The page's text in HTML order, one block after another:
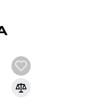
v
MDF používá k
interiérových prvků.